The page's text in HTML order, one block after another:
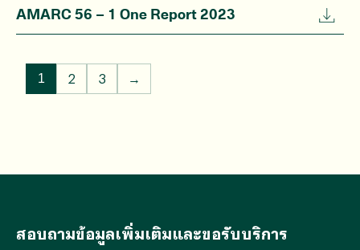
AMARC 56 – 1 One Report 2023
1 2 3 →
สอบถามข้อมูลเพิ่มเติมและขอรับบริการ